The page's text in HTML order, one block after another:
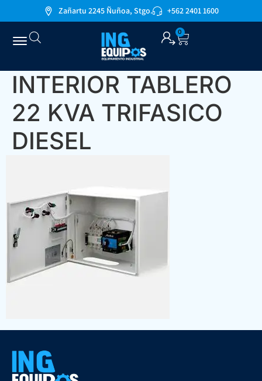
Zañartu 2245 Ñuñoa, Stgo. +562 2401 1600
0
INTERIOR TABLERO
22 KVA TRIFASICO
DIESEL